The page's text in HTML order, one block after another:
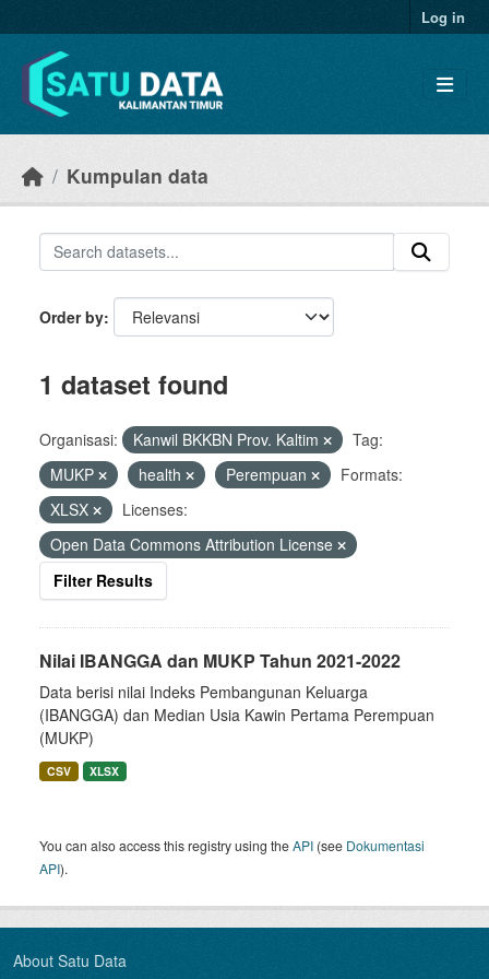
Log in
Kumpulan data
Order by
1 dataset found
Organisasi: Kanwil BKKBN Prov. Kaltim
Tag:
MUKP
health Perempuan
Formats:
XLSX
Licenses:
Open Data Commons Attribution License
Filter Results
Nilai IBANGGA dan MUKP Tahun 2021-2022
Data berisi nilai Indeks Pembangunan Keluarga
(IBANGGA) dan Median Usia Kawin Pertama Perempuan
(MUKP)
CSV XLSX
You can also access this registry using theAPI (see Dokumentasi
API).
About Satu Data